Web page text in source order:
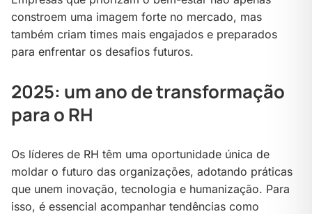
constroem uma imagem forte no mercado, mas
também criam times mais engajados e preparados
para enfrentar os desafios futuros.
2025: um ano de transformação
para o RH
Os líderes de RH têm uma oportunidade única de
moldar o futuro das organizações, adotando práticas
que unem inovação, tecnologia e humanização. Para
isso, é essencial acompanhar tendências como